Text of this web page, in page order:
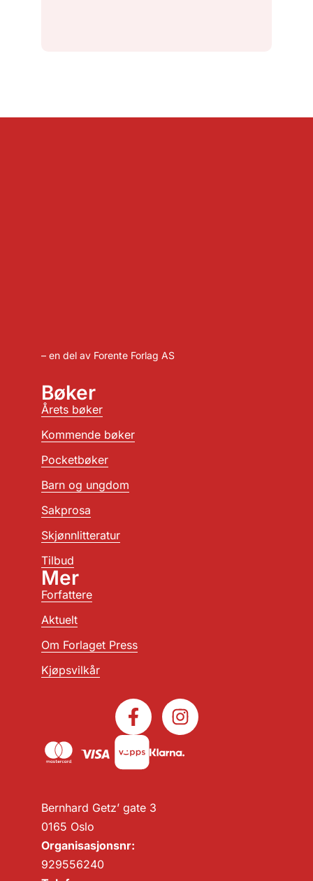
– en del av Forente Forlag AS
Bernhard Getz’ gate 3
0165 Oslo
Organisasjonsnr:
929556240
Bøker
Årets bøker
Kommende bøker
Pocketbøker
Barn og ungdom
Sakprosa
Skjønnlitteratur
Tilbud
Mer
Forfattere
Aktuelt
Om Forlaget Press
Kjøpsvilkår